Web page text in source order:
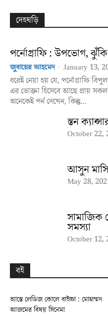
দেহঘড়ি
পর্নোগ্রাফি : উপভোগ,
জুবায়ের আহমেদ - January 13,
ধরেই নেয়া হয় যে, পর্নোগ্রাফি
এর ভোক্তা হিসেবে আছে প্রায় সকল
অনেকেই পর্ন দেখেন, কিন্তু...
স্তন
October 22,
আসুন
May 28,
সামাজিক
সমস্যা
October 12,
বই
আস্তে লেডিজ কোলে বাইচ্চা : মোহাম্মদ
আজমের বিষয় সিনেমা